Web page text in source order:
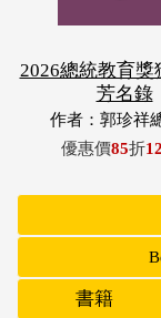
2026總統教育獎
芳名錄
作者：郭珍祥
優惠價85折
書籍